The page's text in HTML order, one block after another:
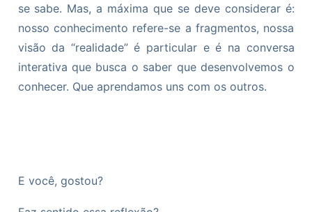
se sabe. Mas, a máxima que se deve considerar é:
nosso conhecimento refere-se a fragmentos, nossa
visão da “realidade” é particular e é na conversa
interativa que busca o saber que desenvolvemos o
conhecer. Que aprendamos uns com os outros.
E você, gostou?